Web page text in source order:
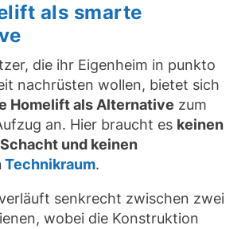
als smarte
die ihr Eigenheim in punkto
nachrüsten wollen, bietet sich
Homelift als Alternative zum
an. Hier braucht es keinen
und keinen
Technikraum.
senkrecht zwischen zwei
wobei die Konstruktion